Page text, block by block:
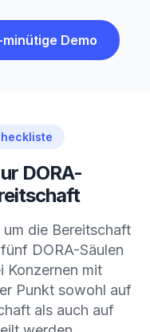
Demo
DORA-
die Bereitschaft
DORA-Säulen
Konzernen mit
Punkt sowohl auf
als auch auf